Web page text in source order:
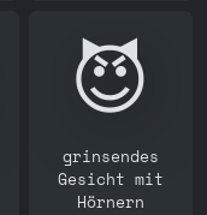
😈
grinsendes
Gesicht mit
Hörnern